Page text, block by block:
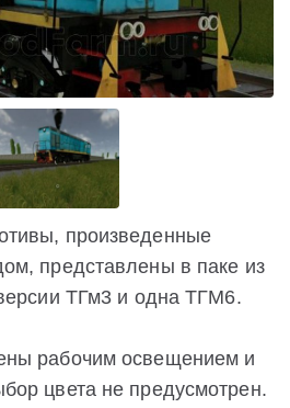
произведенные
представлены в паке из
ТГм3 и одна ТГМ6.
рабочим освещением и
цвета не предусмотрен.